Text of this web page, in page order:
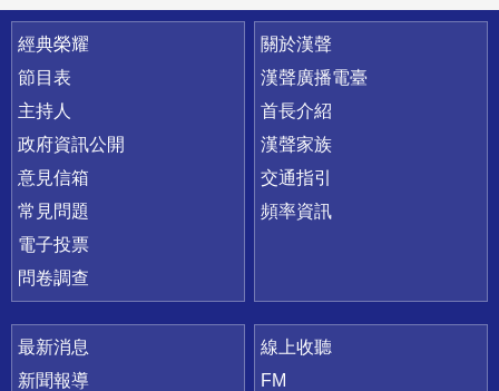
快速連結
經典榮耀
節目表
主持人
政府資訊公開
意見信箱
常見問題
電子投票
問卷調查
關於漢聲
漢聲廣播電臺
首長介紹
漢聲家族
交通指引
頻率資訊
最新消息
新聞報導
線上收聽
FM